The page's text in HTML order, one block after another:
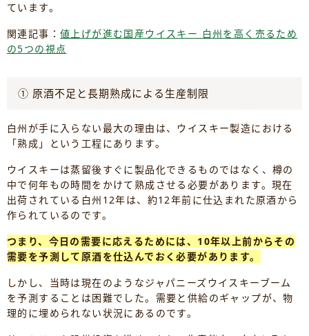
ています。
関連記事： 値上げが進む国産ウイスキー 白州を高く売るため
の5つの視点
① 原酒不足と長期熟成による生産制限
白州が手に入らない最大の理由は、ウイスキー製造における
「熟成」という工程にあります。
ウイスキーは蒸留後すぐに製品化できるものではなく、樽の
中で何年もの時間をかけて熟成させる必要があります。現在
出荷されている白州12年は、約12年前に仕込まれた原酒から
作られているのです。
つまり、今日の需要に応えるためには、10年以上前からその
需要を予測して原酒を仕込んでおく必要があります。
しかし、当時は現在のようなジャパニーズウイスキーブーム
を予測することは困難でした。需要と供給のギャップが、物
理的に埋められない状況にあるのです。